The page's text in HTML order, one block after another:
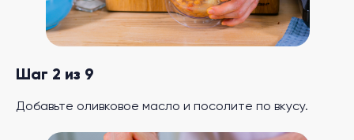
Шаг 2 из 9
Добавьте оливковое масло и посолите по вкусу.